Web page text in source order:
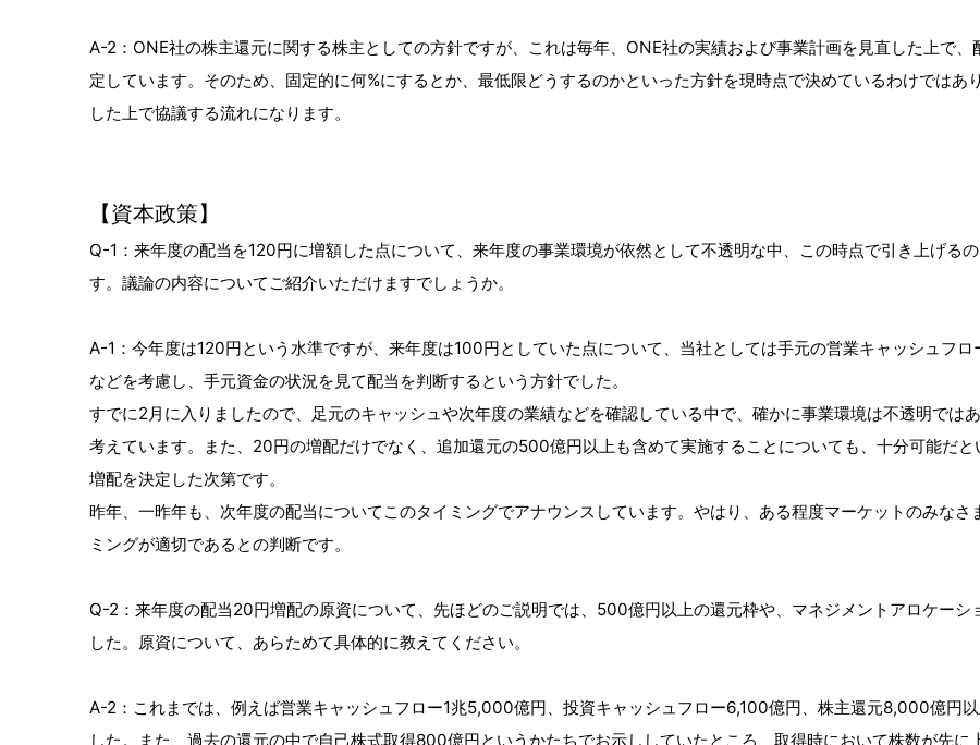
A-2：ONE社の株主還元に関する株主としての方針ですが、これは毎年、ONE社の実績および事業計画を見直した上で
定しています。そのため、固定的に何%にするとか、最低限どうするのかといった方針を現時点で決めているわけでは
した上で協議する流れになります。
【資本政策】
Q-1：来年度の配当を120円に増額した点について、来年度の事業環境が依然として不透明な中、この時点で引き上げる
す。議論の内容についてご紹介いただけますでしょうか。
A-1：今年度は120円という水準ですが、来年度は100円としていた点について、当社としては手元の営業キャッシュフ
などを考慮し、手元資金の状況を見て配当を判断するという方針でした。
すでに2月に入りましたので、足元のキャッシュや次年度の業績などを確認している中で、確かに事業環境は不透明では
考えています。また、20円の増配だけでなく、追加還元の500億円以上も含めて実施することについても、十分可能だ
増配を決定した次第です。
昨年、一昨年も、次年度の配当についてこのタイミングでアナウンスしています。やはり、ある程度マーケットのみな
ミングが適切であるとの判断です。
Q-2：来年度の配当20円増配の原資について、先ほどのご説明では、500億円以上の還元枠や、マネジメントアロケーシ
した。原資について、あらためて具体的に教えてください。
A-2：これまでは、例えば営業キャッシュフロー1兆5,000億円、投資キャッシュフロー6,100億円、株主還元8,000億円
した。また、過去の還元の中で自己株式取得800億円というかたちでお示ししていたところ、取得時において株数が先